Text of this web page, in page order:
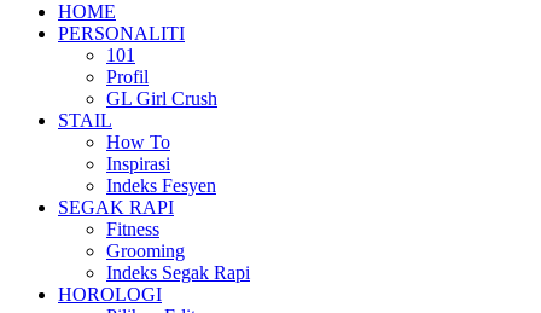
HOME
PERSONALITI
101
Profil
GL Girl Crush
STAIL
How To
Inspirasi
Indeks Fesyen
SEGAK RAPI
Fitness
Grooming
Indeks Segak Rapi
HOROLOGI